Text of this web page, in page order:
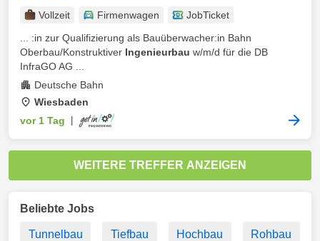
Vollzeit Firmenwagen
JobTicket
... :in zur Qualifizierung als Bauüberwacher:in Bahn
Oberbau/Konstruktiver Ingenieurbau w/m/d für die DB
InfraGO AG ...
Deutsche Bahn
Wiesbaden
vor 1 Tag
WEITERE TREFFER ANZEIGEN
Beliebte Jobs
Tunnelbau Tiefbau Hochbau Rohbau